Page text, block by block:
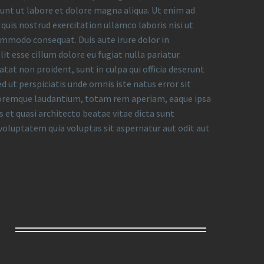
ut labore et dolore magna aliqua. Ut enim ad
nostrud exercitation ullamco laboris nisi ut
consequat. Duis aute irure dolor in
esse cillum dolore eu fugiat nulla pariatur.
non proident, sunt in culpa qui officia deserunt
ut perspiciatis unde omnis iste natus error sit
laudantium, totam rem aperiam, eaque ipsa
et quasi architecto beatae vitae dicta sunt
quia voluptas sit aspernatur aut odit aut